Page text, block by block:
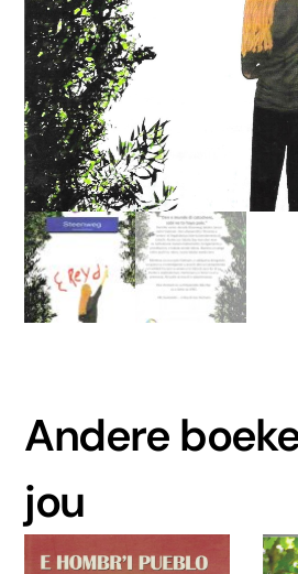
Andere
jou